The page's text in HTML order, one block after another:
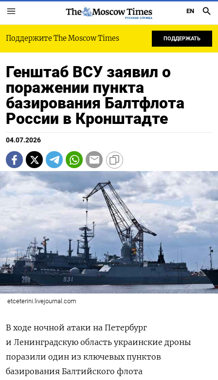
РУССКАЯ СЛУЖБА
EN
Поддержите The Moscow Times ПОДДЕРЖАТЬ
Генштаб ВСУ заявил о
поражении пункта
базирования Балтфлота
России в Кронштадте
04.07.2026
etceterini.livejournal.com
В ходе ночной атаки на Петербург
и Ленинградскую область украинские дроны
поразили один из ключевых пунктов
базирования Балтийского флота